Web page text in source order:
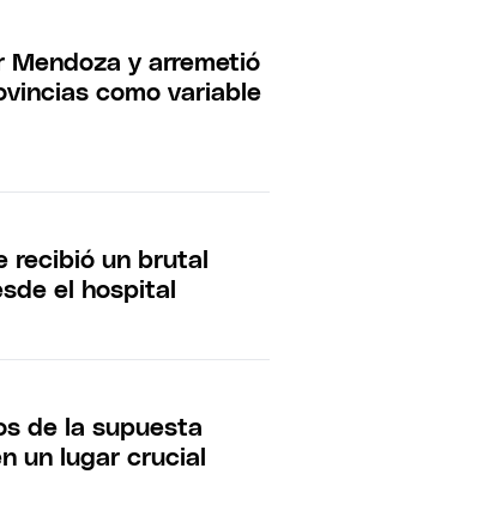
y arremetió
como variable
recibió un brutal
el hospital
de la supuesta
un lugar crucial